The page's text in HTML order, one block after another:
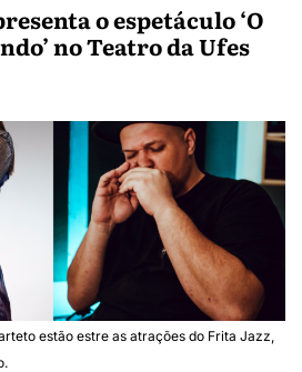
o espetáculo ‘O
no Teatro da Ufes
estão estre as atrações do Frita Jazz,